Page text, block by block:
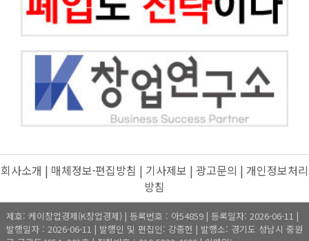
회사소개 | 매체정보·편집방침 | 기사제보 | 광고문의 | 개인정보처리
방침
제호: 케이창업경제(K창업경제) | 등록번호 : 아54859 | 등록일자: 2026-06-11 |
발행일자 : 2026-06-11 | 발행인 및 편집인: 강종헌 | 발행소: 경기도 성남시 중원